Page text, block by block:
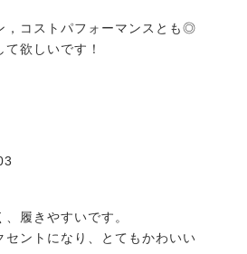
，コストパフォーマンスとも◎
欲しいです！
履きやすいです。
セントになり、とてもかわいい